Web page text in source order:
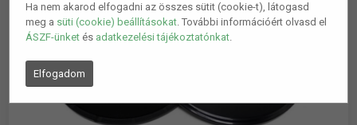
Ha nem akarod elfogadni az összes sütit (cookie-t), látogasd
meg a süti (cookie) beállításokat. További információért olvasd el
ÁSZF-ünket és adatkezelési tájékoztatónkat.
Elfogadom